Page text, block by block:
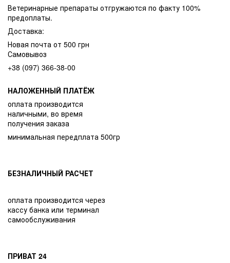
Ветеринарные препараты отгружаются по факту 100%
предоплаты.
Доставка:
Новая почта от 500 грн
Самовывоз
+38 (097) 366-38-00
НАЛОЖЕННЫЙ ПЛАТЁЖ
оплата производится
наличными, во время
получения заказа
минимальная передплата 500гр
БЕЗНАЛИЧНЫЙ РАСЧЕТ
оплата производится через
кассу банка или терминал
самообслуживания
ПРИВАТ 24